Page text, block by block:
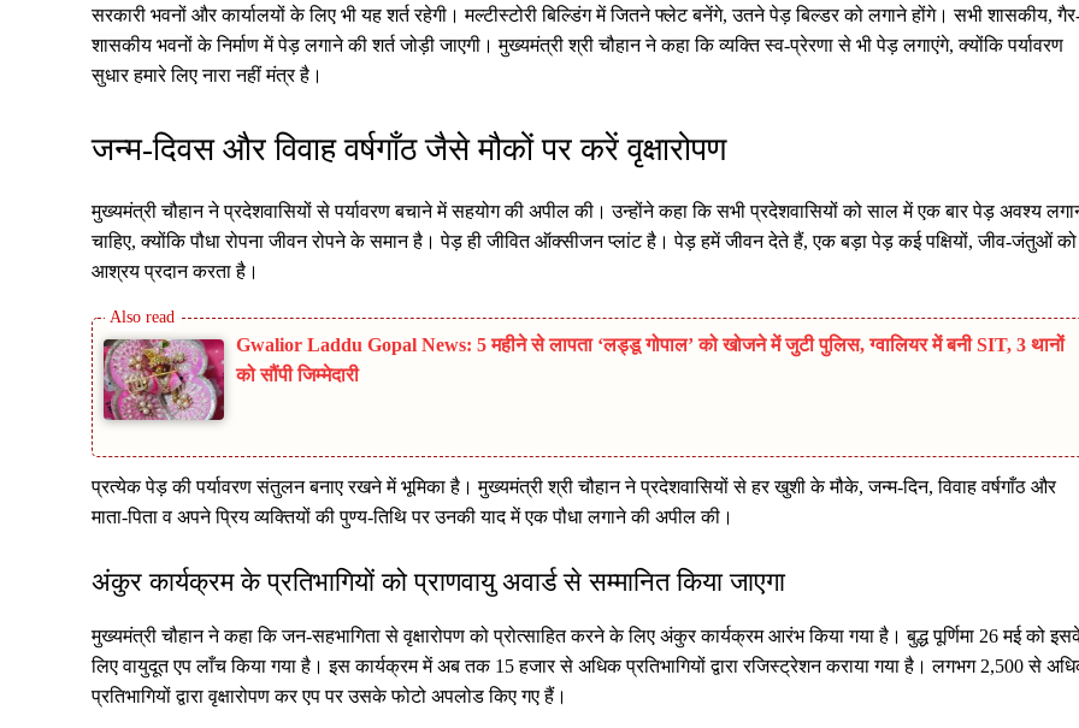
सरकारी भवनों और कार्यालयों के लिए भी यह शर्त रहेगी। मल्टीस्टोरी बिल्डिंग में जितने फ्लेट बनेंगे, उतने पेड़ बिल्डर को लगाने होंगे। सभी शासकीय,
शासकीय भवनों के निर्माण में पेड़ लगाने की शर्त जोड़ी जाएगी। मुख्यमंत्री श्री चौहान ने कहा कि व्यक्ति स्व-प्रेरणा से भी पेड़ लगाएंगे, क्योंकि पर्यावरण
सुधार हमारे लिए नारा नहीं मंत्र है।
जन्म-दिवस और विवाह वर्षगाँठ जैसे मौकों पर करें वृक्षारोपण
मुख्यमंत्री चौहान ने प्रदेशवासियों से पर्यावरण बचाने में सहयोग की अपील की। उन्होंने कहा कि सभी प्रदेशवासियों को साल में एक बार पेड़ अवश्य
चाहिए, क्योंकि पौधा रोपना जीवन रोपने के समान है। पेड़ ही जीवित ऑक्सीजन प्लांट है। पेड़ हमें जीवन देते हैं, एक बड़ा पेड़ कई पक्षियों, जीव-जंतुओं को
आश्रय प्रदान करता है।
Gwalior Laddu Gopal News: 5 महीने से लापता ‘लड्डू गोपाल’ को खोजने में जुटी पुलिस, ग्वालियर में बनी SIT, 3 थानों
को सौंपी जिम्मेदारी
प्रत्येक पेड़ की पर्यावरण संतुलन बनाए रखने में भूमिका है। मुख्यमंत्री श्री चौहान ने प्रदेशवासियों से हर खुशी के मौके, जन्म-दिन, विवाह वर्षगाँठ और
माता-पिता व अपने प्रिय व्यक्तियों की पुण्य-तिथि पर उनकी याद में एक पौधा लगाने की अपील की।
अंकुर कार्यक्रम के प्रतिभागियों को प्राणवायु अवार्ड से सम्मानित किया जाएगा
मुख्यमंत्री चौहान ने कहा कि जन-सहभागिता से वृक्षारोपण को प्रोत्साहित करने के लिए अंकुर कार्यक्रम आरंभ किया गया है। बुद्ध पूर्णिमा 26 मई को
लिए वायुदूत एप लाँच किया गया है। इस कार्यक्रम में अब तक 15 हजार से अधिक प्रतिभागियों द्वारा रजिस्ट्रेशन कराया गया है। लगभग 2,500 से
प्रतिभागियों द्वारा वृक्षारोपण कर एप पर उसके फोटो अपलोड किए गए हैं।